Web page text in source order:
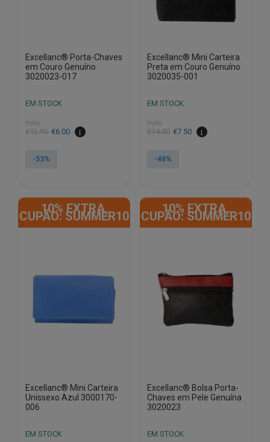
Excellanc® Porta-Chaves
em Couro Genuíno
3020023-017
EM STOCK
PVPR
€12.90
O
original
€6.00
O
atual
-53%
Excellanc® Mini Carteira
Preta em Couro Genuíno
3020035-001
EM STOCK
PVPR
€14.00
O
original
€7.50
O
atual
-46%
10% EXTRA,
CUPÃO: SUMMER10
Excellanc® Mini Carteira
Unissexo Azul 3000170-
006
EM STOCK
10% EXTRA,
CUPÃO: SUMMER10
Excellanc® Bolsa Porta-
Chaves em Pele Genuína
3020023
EM STOCK